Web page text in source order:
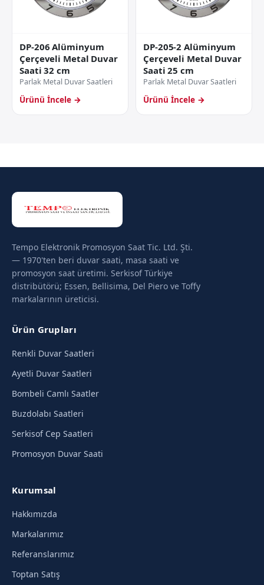
DP-206 Alüminyum
Çerçeveli Metal Duvar
Saati 32 cm
Parlak Metal Duvar Saatleri
Ürünü İncele →
DP-205-2 Alüminyum
Çerçeveli Metal Duvar
Saati 25 cm
Parlak Metal Duvar Saatleri
Ürünü İncele →
Tempo Elektronik Promosyon Saat Tic. Ltd. Şti.
— 1970'ten beri duvar saati, masa saati ve
promosyon saat üretimi. Serkisof Türkiye
distribütörü; Essen, Bellisima, Del Piero ve Toffy
markalarının üreticisi.
Ürün Grupları
Renkli Duvar Saatleri
Ayetli Duvar Saatleri
Bombeli Camlı Saatler
Buzdolabı Saatleri
Serkisof Cep Saatleri
Promosyon Duvar Saati
Kurumsal
Hakkımızda
Markalarımız
Referanslarımız
Toptan Satış